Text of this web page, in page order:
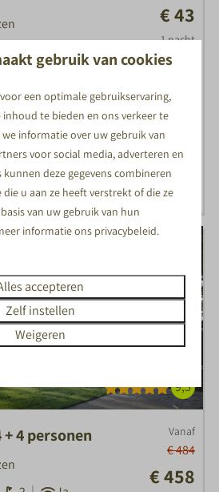
€ 43
1 nacht
2 personen
met speelruimte voor kinderen
kindersanitair
Meer informatie
9,5
Vanaf
€ 484
€ 458
4 personen
gebruik van cookies
een optimale gebruikservaring,
te bieden en ons verkeer te
informatie over uw gebruik van
voor social media, adverteren en
kunnen deze gegevens combineren
u aan ze heeft verstrekt of die ze
van uw gebruik van hun
informatie ons privacybeleid.
accepteren
Zelf instellen
Weigeren